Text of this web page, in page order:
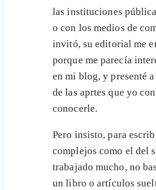
las instituciones
o con los medios de
invitó, su editorial me
porque me parecía
en mi blog, y presenté
de las aprtes que yo
conocerle.
Pero insisto, para
complejos como el del
trabajado mucho, no
un libro o artículos